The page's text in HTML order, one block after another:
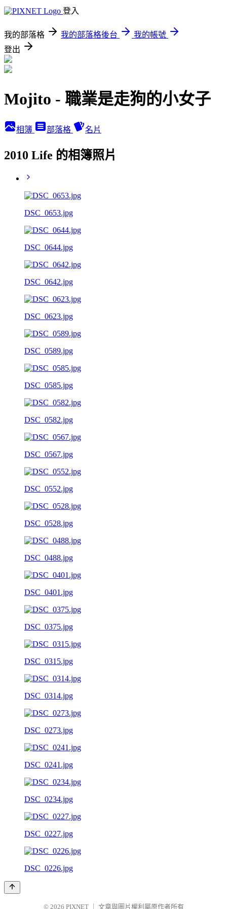
登入
我的部落格 我的部落格後台
我的帳號
登出
Mojito - 職業是走狗的小女子
相簿 部落格 名片
2010 Life 的相簿照片
DSC_0653.jpg
DSC_0644.jpg
DSC_0642.jpg
DSC_0623.jpg
DSC_0589.jpg
DSC_0585.jpg
DSC_0582.jpg
DSC_0567.jpg
DSC_0552.jpg
DSC_0528.jpg
DSC_0488.jpg
DSC_0401.jpg
DSC_0375.jpg
DSC_0315.jpg
DSC_0314.jpg
DSC_0273.jpg
DSC_0241.jpg
DSC_0234.jpg
DSC_0227.jpg
DSC_0226.jpg
© 2026 PIXNET 文章與圖片權利屬原作者所有